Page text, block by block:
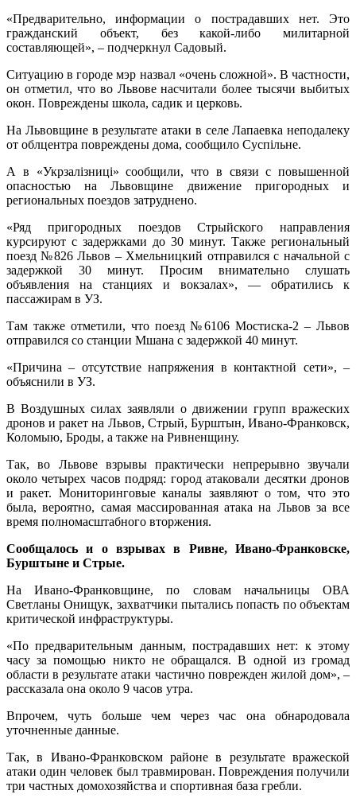
«Предварительно, информации о пострадавших нет. Это
гражданский объект, без какой-либо милитарной
составляющей», – подчеркнул Садовый.
Ситуацию в городе мэр назвал «очень сложной». В частности,
он отметил, что во Львове насчитали более тысячи выбитых
окон. Повреждены школа, садик и церковь.
На Львовщине в результате атаки в селе Лапаевка неподалеку
от облцентра повреждены дома, сообщило Суспільне.
А в «Укрзалізниці» сообщили, что в связи с повышенной
опасностью на Львовщине движение пригородных и
региональных поездов затруднено.
«Ряд пригородных поездов Стрыйского направления
курсируют с задержками до 30 минут. Также региональный
поезд №826 Львов – Хмельницкий отправился с начальной с
задержкой 30 минут. Просим внимательно слушать
объявления на станциях и вокзалах», –– обратились к
пассажирам в УЗ.
Там также отметили, что поезд №6106 Мостиска-2 – Львов
отправился со станции Мшана с задержкой 40 минут.
«Причина – отсутствие напряжения в контактной сети», –
объяснили в УЗ.
В Воздушных силах заявляли о движении групп вражеских
дронов и ракет на Львов, Стрый, Бурштын, Ивано-Франковск,
Коломыю, Броды, а также на Ривненщину.
Так, во Львове взрывы практически непрерывно звучали
около четырех часов подряд: город атаковали десятки дронов
и ракет. Мониторинговые каналы заявляют о том, что это
была, вероятно, самая массированная атака на Львов за все
время полномасштабного вторжения.
Сообщалось и о взрывах в Ривне, Ивано-Франковске,
Бурштыне и Стрые.
На Ивано-Франковщине, по словам начальницы ОВА
Светланы Онищук, захватчики пытались попасть по объектам
критической инфраструктуры.
«По предварительным данным, пострадавших нет: к этому
часу за помощью никто не обращался. В одной из громад
области в результате атаки частично поврежден жилой дом», –
рассказала она около 9 часов утра.
Впрочем, чуть больше чем через час она обнародовала
уточненные данные.
Так, в Ивано-Франковском районе в результате вражеской
атаки один человек был травмирован. Повреждения получили
три частных домохозяйства и спортивная база гребли.